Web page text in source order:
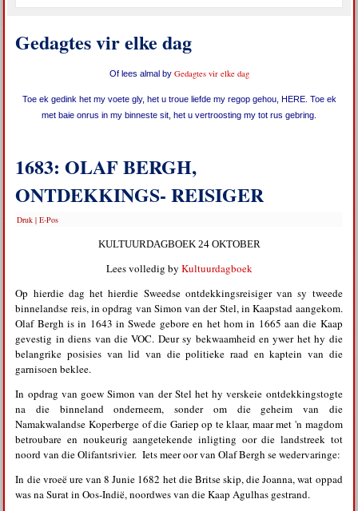
Gedagtes vir elke dag
Of lees almal by Gedagtes vir elke dag
Toe ek gedink het my voete gly, het u troue liefde my regop gehou, HERE. Toe ek
met baie onrus in my binneste sit, het u vertroosting my tot rus gebring.
1683: OLAF BERGH,
ONTDEKKINGS- REISIGER
Druk |E-Pos
KULTUURDAGBOEK 24 OKTOBER
Lees volledig by Kultuurdagboek
Op hierdie dag het hierdie Sweedse ontdekkingsreisiger van sy tweede
binnelandse reis, in opdrag van Simon van der Stel, in Kaapstad aangekom.
Olaf Bergh is in 1643 in Swede gebore en het hom in 1665 aan die Kaap
gevestig in diens van die VOC. Deur sy bekwaamheid en ywer het hy die
belangrike posisies van lid van die politieke raad en kaptein van die
garnisoen beklee.
In opdrag van goew Simon van der Stel het hy verskeie ontdekkingstogte
na die binneland onderneem, sonder om die geheim van die
Namakwalandse Koperberge of die Gariep op te klaar, maar met 'n magdom
betroubare en noukeurig aangetekende inligting oor die landstreek tot
noord van die Olifantsrivier. Iets meer oor van Olaf Bergh se wedervaringe:
In die vroeë ure van 8 Junie 1682 het die Britse skip, die Joanna, wat oppad
was na Surat in Oos-Indië, noordwes van die Kaap Agulhas gestrand.